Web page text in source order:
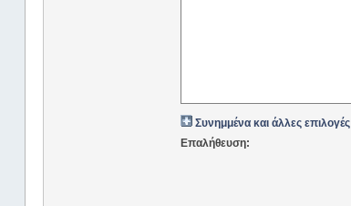
Συνημμένα και άλλες επιλογές
Επαλήθευση: